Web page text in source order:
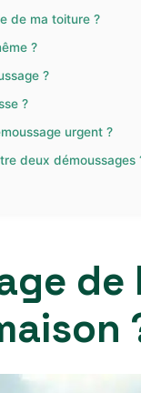
de ma toiture ?
?
?
?
urgent ?
deux démoussages